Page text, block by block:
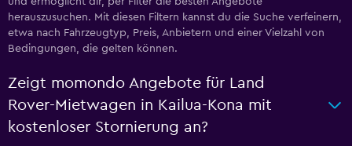
herauszusuchen. Mit diesen Filtern kannst du die Suche verfeinern,
etwa nach Fahrzeugtyp, Preis, Anbietern und einer Vielzahl von
Bedingungen, die gelten können.
Zeigt momondo Angebote für Land
Rover-Mietwagen in Kailua-Kona mit
kostenloser Stornierung an?